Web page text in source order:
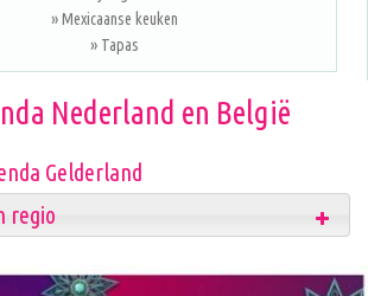
» Mexicaanse keuken
» Tapas
Nederland en België
Gelderland
regio